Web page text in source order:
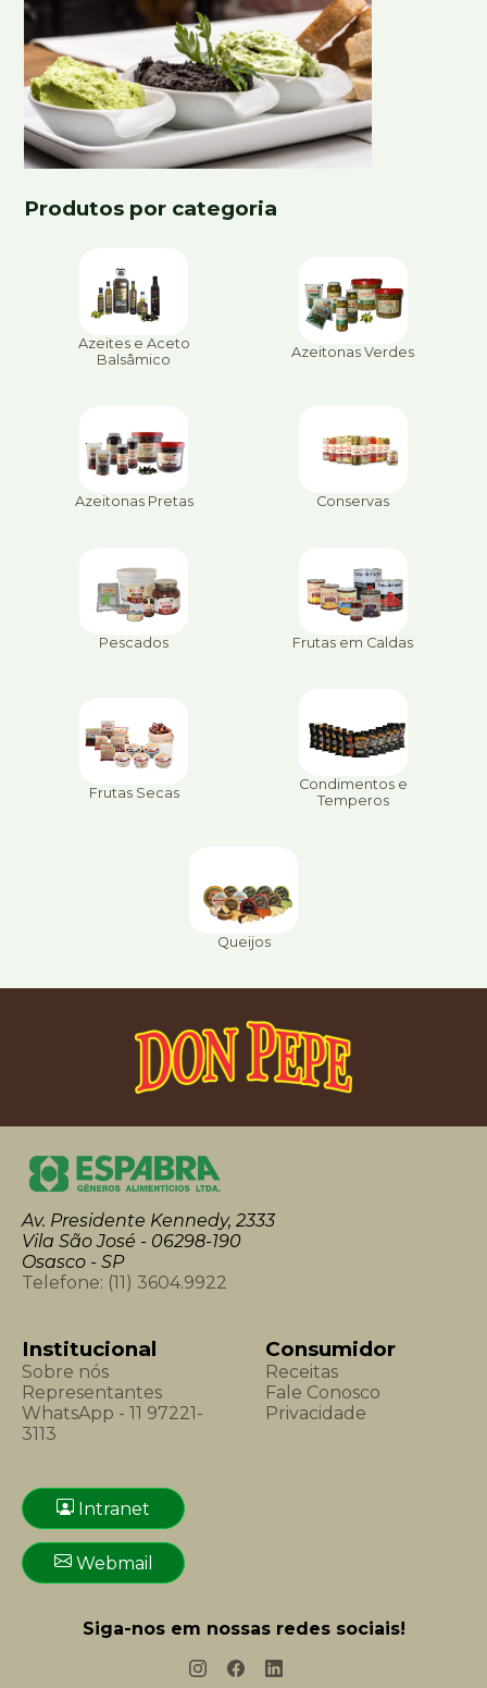
Produtos por categoria
Azeites e Aceto
Balsâmico
Azeitonas Verdes
Azeitonas Pretas Conservas
Pescados Frutas em Caldas
Frutas Secas
Condimentos e
Temperos
Queijos
Av. Presidente Kennedy, 2333
Vila São José - 06298-190
Osasco - SP
Telefone: (11) 3604.9922
Institucional
Sobre nós
Representantes
WhatsApp - 11 97221-
3113
Consumidor
Receitas
Fale Conosco
Privacidade
Intranet
Webmail
Siga-nos em nossas redes sociais!